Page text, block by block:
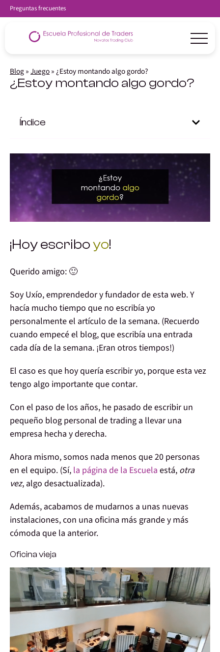
Preguntas frecuentes
Blog»Juego»¿Estoy montando algo gordo?
¿Estoy montando algo gordo?
Índice
¡Hoy escriboyo!
Querido amigo: 🙂
Soy Uxío, emprendedor y fundador de esta web. Y
hacía mucho tiempo que no escribía yo
personalmente el artículo de la semana. (Recuerdo
cuando empecé el blog, que escribía una entrada
cada día de la semana. ¡Eran otros tiempos!)
El caso es que hoy quería escribir yo, porque esta vez
tengo algo importante que contar.
Con el paso de los años, he pasado de escribir un
pequeño blog personal de trading a llevar una
empresa hecha y derecha.
Ahora mismo, somos nada menos que 20 personas
en el equipo. (Sí, la página de la Escuela está, otra
vez, algo desactualizada).
Además, acabamos de mudarnos a unas nuevas
instalaciones, con una oficina más grande y más
cómoda que la anterior.
Oficina vieja